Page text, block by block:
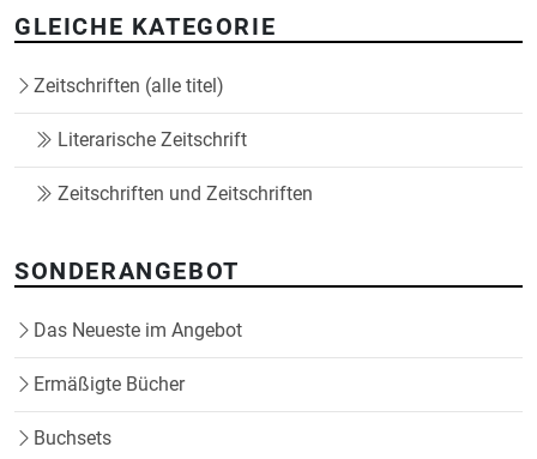
GLEICHE KATEGORIE
Zeitschriften (alle titel)
Literarische Zeitschrift
Zeitschriften und Zeitschriften
SONDERANGEBOT
Das Neueste im Angebot
Ermäßigte Bücher
Buchsets